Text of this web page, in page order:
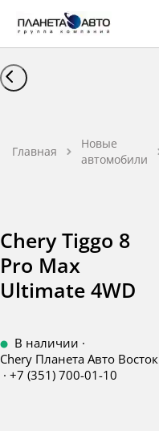
Главная
Новые
автомобили
Chery Tiggo 8
Pro Max
Ultimate 4WD
В наличии ·
Chery Планета Авто Восток
· +7 (351) 700-01-10